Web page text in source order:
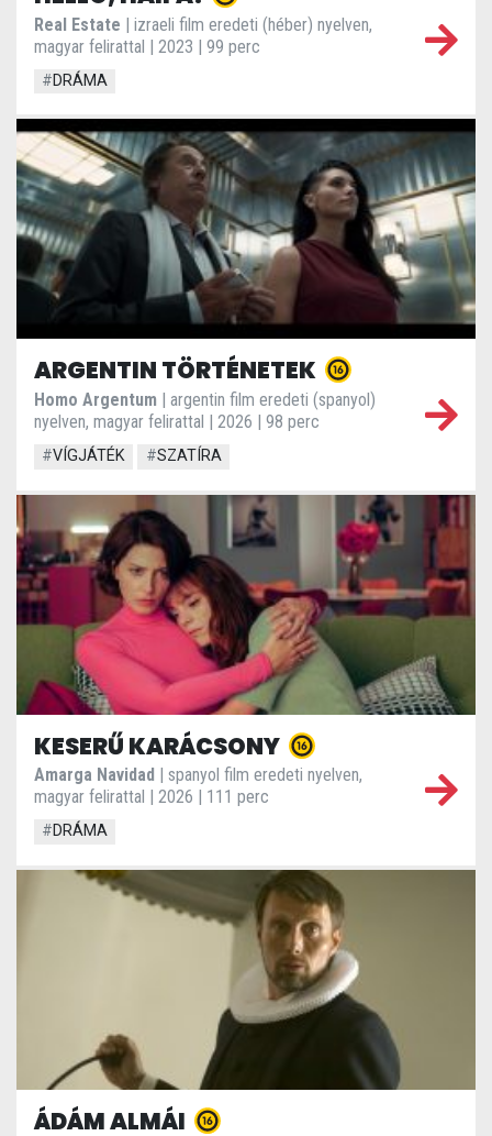
Real Estate | izraeli film eredeti (héber) nyelven,
magyar felirattal | 2023 | 99 perc
#DRÁMA
ARGENTIN TÖRTÉNETEK
Homo Argentum | argentin film eredeti (spanyol)
nyelven, magyar felirattal | 2026 | 98 perc
#VÍGJÁTÉK #SZATÍRA
KESERŰ KARÁCSONY
Amarga Navidad
| spanyol film eredeti nyelven,
magyar felirattal | 2026 | 111 perc
#DRÁMA
ÁDÁM ALMÁI